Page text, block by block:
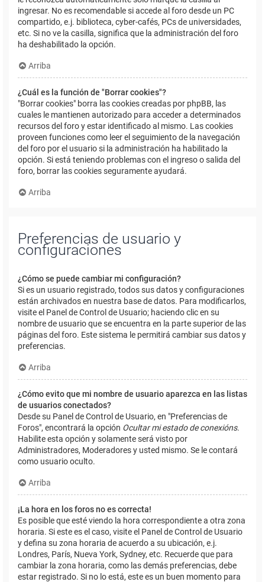
ingresar. No es recomendable si accede al foro desde un PC
compartido, e.j. biblioteca, cyber-cafés, PCs de universidades,
etc. Si no ve la casilla, significa que la administración del foro
ha deshabilitado la opción.
Arriba
¿Cuál es la función de "Borrar cookies"?
"Borrar cookies" borra las cookies creadas por phpBB, las
cuales le mantienen autorizado para acceder a determinados
recursos del foro y estar identificado al mismo. Las cookies
proveen funciones como leer el seguimiento de la navegación
del foro por el usuario si la administración ha habilitado la
opción. Si está teniendo problemas con el ingreso o salida del
foro, borrar las cookies seguramente ayudará.
Arriba
Preferencias de usuario y
configuraciones
¿Cómo se puede cambiar mi configuración?
Si es un usuario registrado, todos sus datos y configuraciones
están archivados en nuestra base de datos. Para modificarlos,
visite el Panel de Control de Usuario; haciendo clic en su
nombre de usuario que se encuentra en la parte superior de las
páginas del foro. Este sistema le permitirá cambiar sus datos y
preferencias.
Arriba
¿Cómo evito que mi nombre de usuario aparezca en las listas
de usuarios conectados?
Desde su Panel de Control de Usuario, en "Preferencias de
Foros", encontrará la opción Ocultar mi estado de conexións.
Habilite esta opción y solamente será visto por
Administradores, Moderadores y usted mismo. Se le contará
como usuario oculto.
Arriba
¡La hora en los foros no es correcta!
Es posible que esté viendo la hora correspondiente a otra zona
horaria. Si este es el caso, visite el Panel de Control de Usuario
y defina su zona horaria de acuerdo a su ubicación, e.j.
Londres, París, Nueva York, Sydney, etc. Recuerde que para
cambiar la zona horaria, como las demás preferencias, debe
estar registrado. Si no lo está, este es un buen momento para